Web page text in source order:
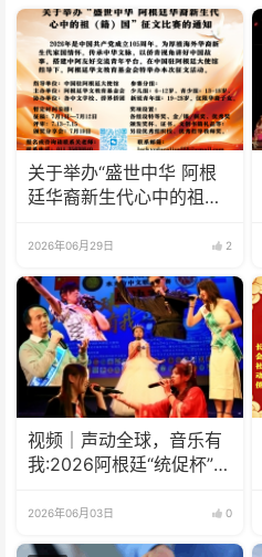
关于举办“盛世中华 阿根
廷华裔新生代心中的祖
2026年06月29日 2
视频｜声动全球，音乐有
我:2026阿根廷“统促杯”水
圆满落幕
2026年06月03日 0